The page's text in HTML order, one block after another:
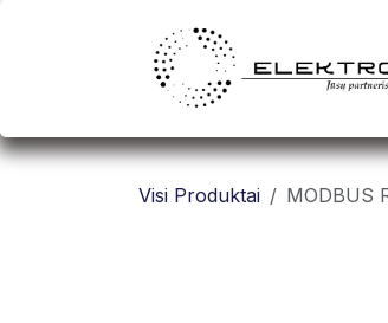
Visi Produktai MODBUS